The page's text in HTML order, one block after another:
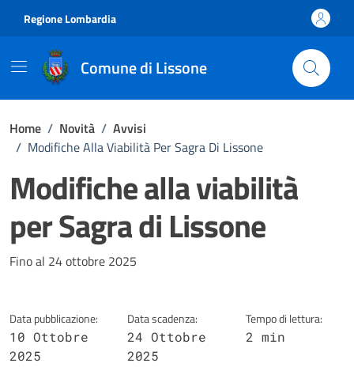
Regione Lombardia
Comune di Lissone
Home / Novità / Avvisi
/ Modifiche Alla Viabilità Per Sagra Di Lissone
Modifiche alla viabilità
per Sagra di Lissone
Dettagli della notizia
Fino al 24 ottobre 2025
Data pubblicazione:
10 Ottobre
2025
Data scadenza:
24 Ottobre
2025
Tempo di lettura:
2 min